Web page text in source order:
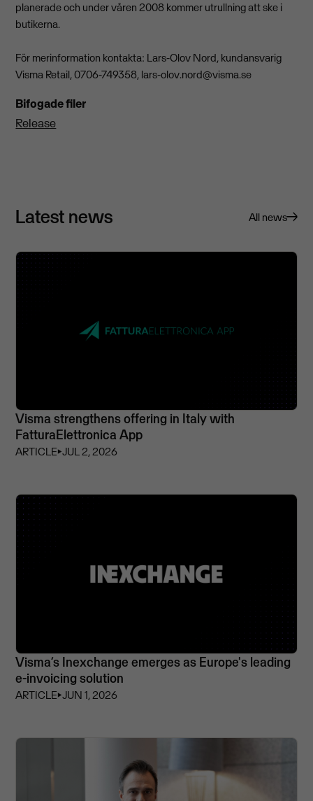
planerade och under våren 2008 kommer utrullning att ske i
butikerna.
För merinformation kontakta: Lars-Olov Nord, kundansvarig
Visma Retail, 0706-749358, lars-olov.nord@visma.se
Bifogade filer
Release
Latest news All news
Visma strengthens offering in Italy with
FatturaElettronica App
ARTICLE⏵JUL 2, 2026
Visma’s Inexchange emerges as Europe's leading
e-invoicing solution
ARTICLE⏵JUN 1, 2026